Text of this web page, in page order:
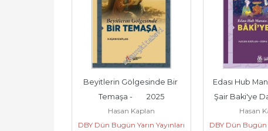
Beyitlerin Gölgesinde Bir
Temaşa -        2025
Hasan Kaplan
DBY Dün Bugün Yarın Yayınları
Edası Hub
Şair Baki'ye
Hasan
DBY Dün Bugün